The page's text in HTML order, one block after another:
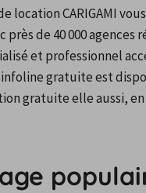
location CARIGAMI
de 40 000 agences
et professionnel
gratuite est
gratuite elle aussi, en